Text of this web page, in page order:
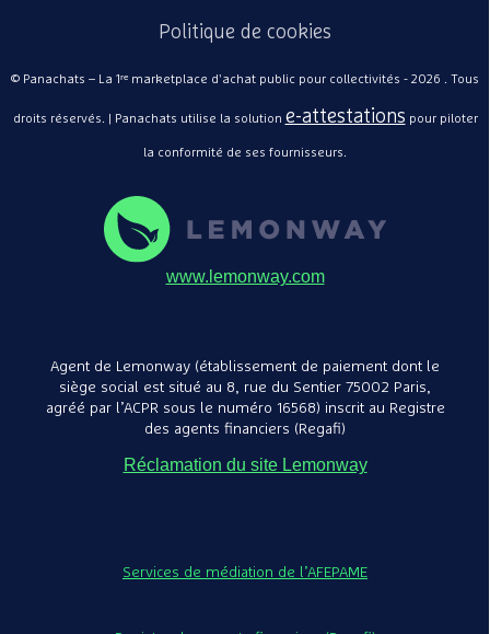
Politique de cookies
© Panachats – La 1ʳᵉ marketplace d'achat public pour collectivités - 2026 . Tous
droits réservés. | Panachats utilise la solution e-attestations pour piloter
la conformité de ses fournisseurs.
www.lemonway.com
Agent de Lemonway (établissement de paiement dont le
siège social est situé au 8, rue du Sentier 75002 Paris,
agréé par l’ACPR sous le numéro 16568) inscrit au Registre
des agents financiers (Regafi)
Réclamation du site Lemonway
Services de médiation de l’AFEPAME